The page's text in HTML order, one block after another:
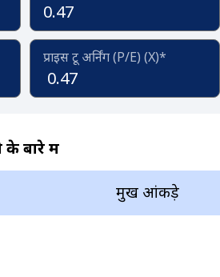
0.47
प्राइस टू अर्निंग (P/E) (X)*
0.47
के बारे में
प्रमुख आंकड़े